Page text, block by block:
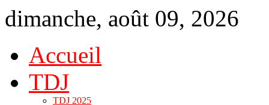
dimanche, août 09, 2026
Accueil
TDJ
TDJ 2025